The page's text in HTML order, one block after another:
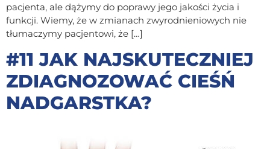
pacjenta, ale dążymy do poprawy jego jakości życia i
funkcji. Wiemy, że w zmianach zwyrodnieniowych nie
tłumaczymy pacjentowi, że […]
#11 JAK NAJSKUTECZNIEJ
ZDIAGNOZOWAĆ CIEŚŃ
NADGARSTKA?